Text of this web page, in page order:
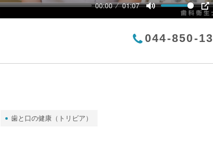
00:00 01:07
Mute
044-850-
歯と口の健康（トリビア）